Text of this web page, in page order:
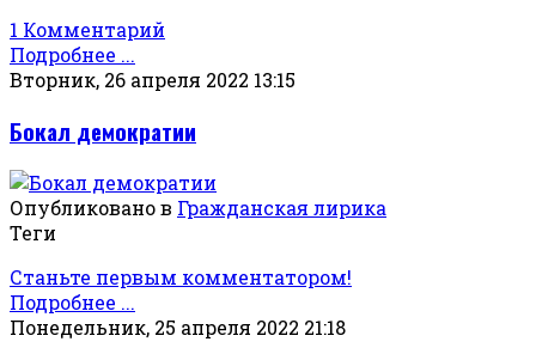
1 Комментарий
Подробнее ...
Вторник, 26 апреля 2022 13:15
Бокал демократии
Опубликовано в Гражданская лирика
Теги
Станьте первым комментатором!
Подробнее ...
Понедельник, 25 апреля 2022 21:18